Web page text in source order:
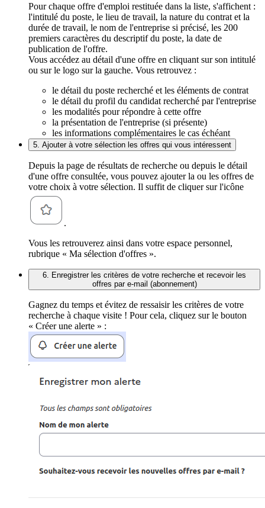
Pour chaque offre d'emploi restituée dans la liste, s'affichent :
l'intitulé du poste, le lieu de travail, la nature du contrat et la
durée de travail, le nom de l'entreprise si précisé, les 200
premiers caractères du descriptif du poste, la date de
publication de l'offre.
Vous accédez au détail d'une offre en cliquant sur son intitulé
ou sur le logo sur la gauche. Vous retrouvez :
le détail du poste recherché et les éléments de contrat
le détail du profil du candidat recherché par l'entreprise
les modalités pour répondre à cette offre
la présentation de l'entreprise (si présente)
les informations complémentaires le cas échéant
5. Ajouter à votre sélection les offres qui vous intéressent
Depuis la page de résultats de recherche ou depuis le détail
d'une offre consultée, vous pouvez ajouter la ou les offres de
votre choix à votre sélection. Il suffit de cliquer sur l'icône
.
Vous les retrouverez ainsi dans votre espace personnel,
rubrique « Ma sélection d'offres ».
6. Enregistrer les critères de votre recherche et recevoir les
offres par e-mail (abonnement)
Gagnez du temps et évitez de ressaisir les critères de votre
recherche à chaque visite ! Pour cela, cliquez sur le bouton
« Créer une alerte » :